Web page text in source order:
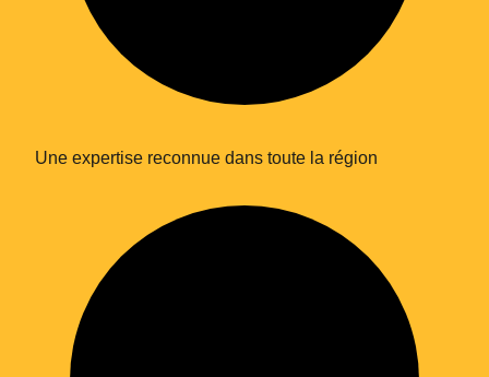
Une expertise reconnue dans toute la région